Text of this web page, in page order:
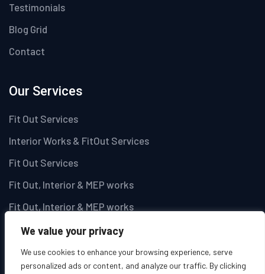
We value your privacy
We use cookies to enhance your browsing experience, serve
personalized ads or content, and analyze our traffic. By clicking
Testimonials
Blog Grid
Contact
Our Services
Fit Out Services
Interior Works & FitOut Services
Fit Out Services
Fit Out, Interior & MEP works
Fit Out, Interior & MEP works
Newsletter